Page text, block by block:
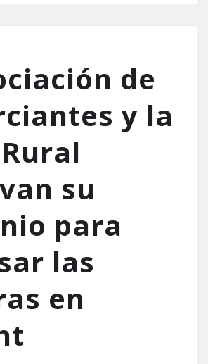
de
y la
su
para
las
en